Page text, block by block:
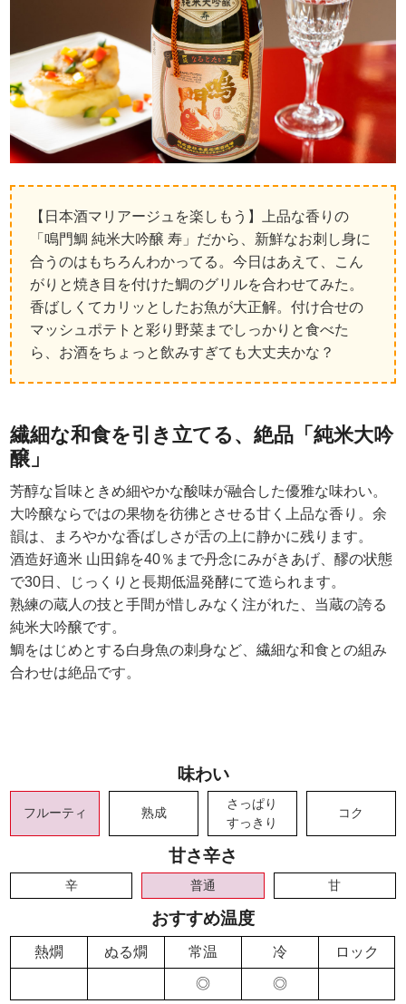
【日本酒マリアージュを楽しもう】上品な香りの
「鳴門鯛 純米大吟醸 寿」だから、新鮮なお刺し身に
合うのはもちろんわかってる。今日はあえて、こん
がりと焼き目を付けた鯛のグリルを合わせてみた。
香ばしくてカリッとしたお魚が大正解。付け合せの
マッシュポテトと彩り野菜までしっかりと食べた
ら、お酒をちょっと飲みすぎても大丈夫かな？
繊細な和食を引き立てる、絶品「純米大吟
醸」
芳醇な旨味ときめ細やかな酸味が融合した優雅な味わい。
大吟醸ならではの果物を彷彿とさせる甘く上品な香り。余
韻は、まろやかな香ばしさが舌の上に静かに残ります。
酒造好適米 山田錦を40％まで丹念にみがきあげ、醪の状態
で30日、じっくりと長期低温発酵にて造られます。
熟練の蔵人の技と手間が惜しみなく注がれた、当蔵の誇る
純米大吟醸です。
鯛をはじめとする白身魚の刺身など、繊細な和食との組み
合わせは絶品です。
味わい
フルーティ 熟成
さっぱり
すっきり
コク
甘さ辛さ
辛 普通 甘
おすすめ温度
熱燗 ぬる燗 常温 冷 ロック
◎ ◎